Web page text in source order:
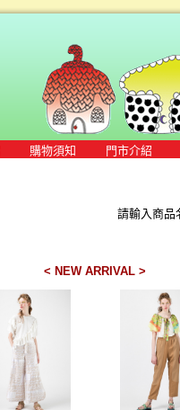
購物須知 門市介紹
請輸入商品
< NEW ARRIVAL >